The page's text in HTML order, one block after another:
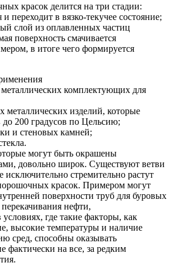
красок делится на три стадии:
переходит в вязко-текучее состояние;
слой из оплавленных частиц
поверхность смачивается
в итоге чего формируется
комплектующих для
металлических изделий, которые
200 градусов по Цельсию;
и стеновых камней;
могут быть окрашены
довольно широк. Существуют ветви
стремительно растут
красок. Примером могут
поверхности труб для буровых
нефти,
где такие факторы, как
высокие температуры и наличие
сред, способны оказывать
фактически на все, за редким